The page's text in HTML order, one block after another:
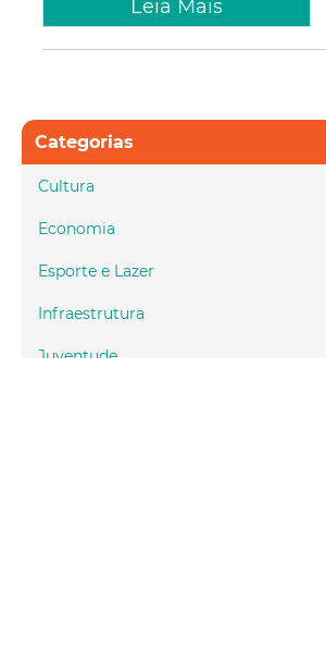
Leia Mais
Categorias
Cultura
Economia
Esporte e Lazer
Infraestrutura
Juventude